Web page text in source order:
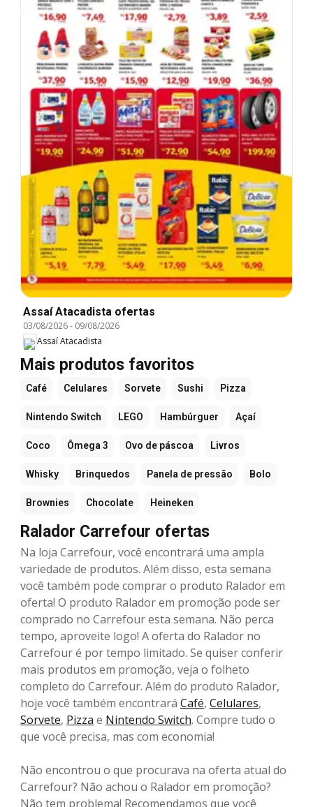
Assaí Atacadista ofertas
03/08/2026- 09/08/2026
Assaí Atacadista
Mais produtos favoritos
Café Celulares Sorvete Sushi Pizza
Nintendo Switch LEGO Hambúrguer Açaí
Coco Ômega 3 Ovo de páscoa Livros
Whisky Brinquedos Panela de pressão Bolo
Brownies Chocolate Heineken
Ralador Carrefour ofertas
Na loja Carrefour, você encontrará uma ampla
variedade de produtos. Além disso, esta semana
você também pode comprar o produto Ralador em
oferta! O produto Ralador em promoção pode ser
comprado no Carrefour esta semana. Não perca
tempo, aproveite logo! A oferta do Ralador no
Carrefour é por tempo limitado. Se quiser conferir
mais produtos em promoção, veja o folheto
completo do Carrefour. Além do produto Ralador,
hoje você também encontrará Café, Celulares,
Sorvete, Pizza e Nintendo Switch. Compre tudo o
que você precisa, mas com economia!
Não encontrou o que procurava na oferta atual do
Carrefour? Não achou o Ralador em promoção?
Não tem problema! Recomendamos que você